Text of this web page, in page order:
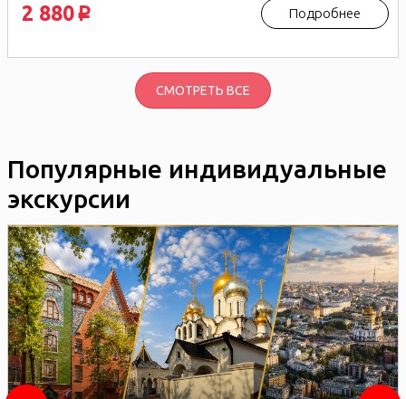
2 880 p Подробнее
СМОТРЕТЬ ВСЕ
Популярные индивидуальные
экскурсии